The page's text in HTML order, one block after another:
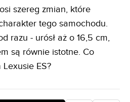
szereg zmian, które
tego samochodu.
razu - urósł aż o 16,5 cm,
są równie istotne. Co
ES?